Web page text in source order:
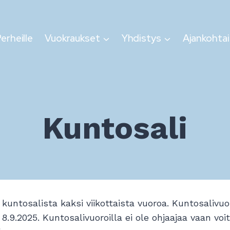
Vuokraukset Yhdistys
Kuntosali
kaksi viikottaista vuoroa.
Kuntosalivuoroilla ei ole ohjaajaa vaan